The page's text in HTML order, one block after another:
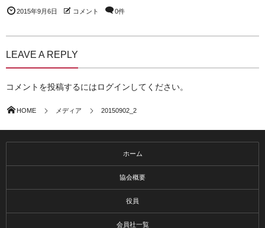
2015年9月6日 コメント 0件
LEAVE A REPLY
コメントを投稿するにはログイン してください。
HOME メディア 20150902_2
ホーム
協会概要
役員
会員社一覧